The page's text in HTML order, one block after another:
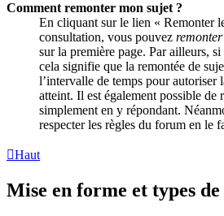
Comment remonter mon sujet ?
En cliquant sur le lien « Remonter
consultation, vous pouvez remonter
sur la première page. Par ailleurs,
cela signifie que la remontée de
l’intervalle de temps pour autoriser
atteint. Il est également possible de
simplement en y répondant.
respecter les règles du forum en le
Haut
Mise en forme et types de